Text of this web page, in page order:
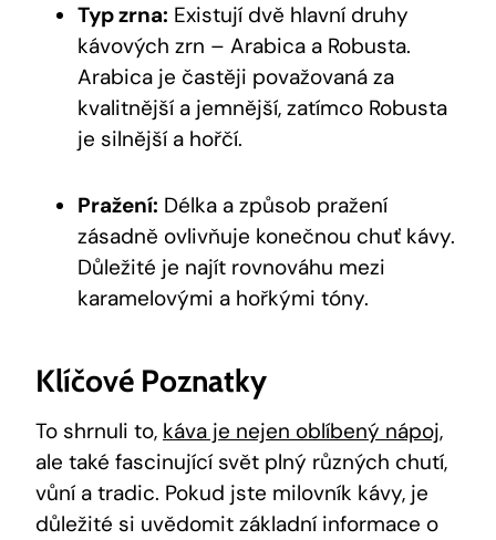
Typ zrna: Existují dvě hlavní druhy
kávových zrn – Arabica a Robusta.
Arabica je častěji považovaná za
kvalitnější a jemnější, zatímco Robusta
je silnější a hořčí.
Pražení: Délka a způsob pražení
zásadně ovlivňuje konečnou chuť kávy.
Důležité je najít rovnováhu mezi
karamelovými a hořkými tóny.
Klíčové Poznatky
To shrnuli to, káva je nejen oblíbený nápoj,
ale také fascinující svět plný různých chutí,
vůní a tradic. Pokud jste milovník kávy, je
důležité si uvědomit základní informace o